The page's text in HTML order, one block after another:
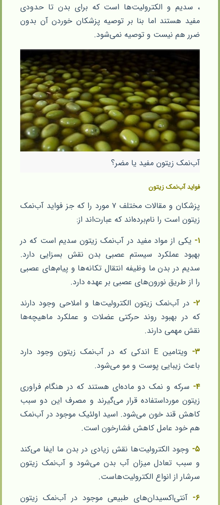
، سدیم و الکترولیت‌ها است که برای بدن تا حدودی
مفید هستند اما بنا بر توصیه پزشکان خوردن آن بدون
ضرر هم نیست و توصیه نمی‌شود.
آب‌نمک زیتون مفید یا مضر؟
فواید آب‌نمک زیتون
پزشکان و مقالات مختلف ۷ مورد را که جز فواید آب‌نمک
زیتون است را نام‌برده‌اند که عبارت‌اند از:
۱- یکی از مواد مفید در آب‌نمک زیتون سدیم است که در
بهبود عملکرد سیستم عصبی بدن نقش بسزایی دارد.
سدیم در بدن ما وظیفه انتقال تکانه‌ها و پیام‌های عصبی
را از طریق نورون‌های عصبی بر عهده دارد.
۲- در آب‌نمک زیتون الکترولیت‌ها و املاحی وجود دارند
که در بهبود روند حرکتی عضلات و عملکرد ماهیچه‌ها
نقش مهمی دارند.
۳-
ویتامین E اندکی که در آب‌نمک زیتون وجود دارد
باعث زیبایی پوست و مو می‌شود.
۴- سرکه و نمک دو ماده‌ای هستند که در هنگام فراوری
زیتون مورداستفاده قرار می‌گیرند و مصرف این دو سبب
کاهش قند خون می‌شود. اسید اولئیک موجود در آب‌نمک
هم خود عامل کاهش فشارخون است.
۵- وجود الکترولیت‌ها نقش زیادی در بدن ما ایفا می‌کند
و سبب تعادل میزان آب بدن می‌شود و آب‌نمک زیتون
سرشار از انواع الکترولیت‌هاست.
۶-
آنتی‌اکسیدان‌های طبیعی موجود در آب‌نمک زیتون